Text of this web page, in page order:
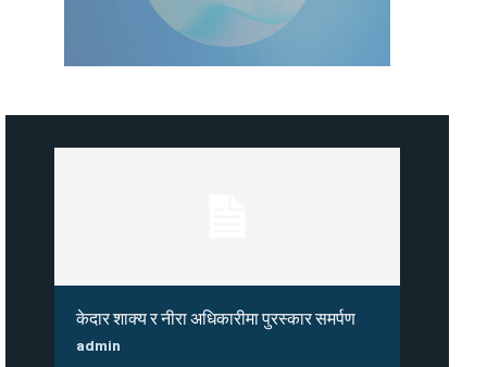
केदार शाक्य र नीरा अधिकारीमा पुरस्कार समर्पण
admin